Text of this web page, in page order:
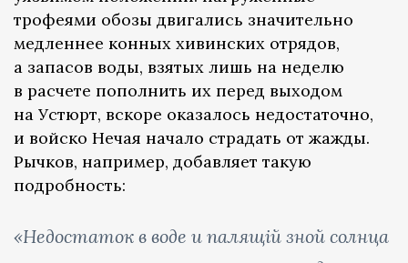
трофеями обозы двигались значительно
медленнее конных хивинских отрядов,
а запасов воды, взятых лишь на неделю
в расчете пополнить их перед выходом
на Устюрт, вскоре оказалось недостаточно,
и войско Нечая начало страдать от жажды.
Рычков, например, добавляет такую
подробность:
«Недостаток в воде и палящій зной солнца